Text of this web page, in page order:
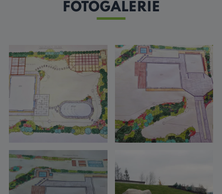
FOTOGALERIE